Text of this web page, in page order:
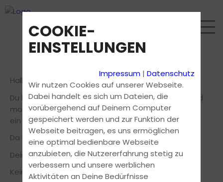
Hallo Fahrfreunde.
Du bist in einer anderen Fahrschule angemeldet und
möchtest vor der ersten Fahrstunde im Auto schon
ein wenig können?
Da wäre ein Fahrsimulator ja garnicht so schlecht!
Deine Fahrschule hat keinen Fahrsimulator?
Kein Problem!!!!!!
COOKIE-
EINSTELLUNGEN
Impressum |Datenschutz
Wir nutzen Cookies auf unserer Webseite.
Dabei handelt es sich um Dateien, die
vorübergehend auf Deinem Computer
gespeichert werden und zur Funktion der
Webseite beitragen, es uns ermöglichen
eine optimal bedienbare Webseite
anzubieten, die Nutzererfahrung stetig zu
verbessern und unsere werblichen
Aktivitäten an Deine Bedürfnisse